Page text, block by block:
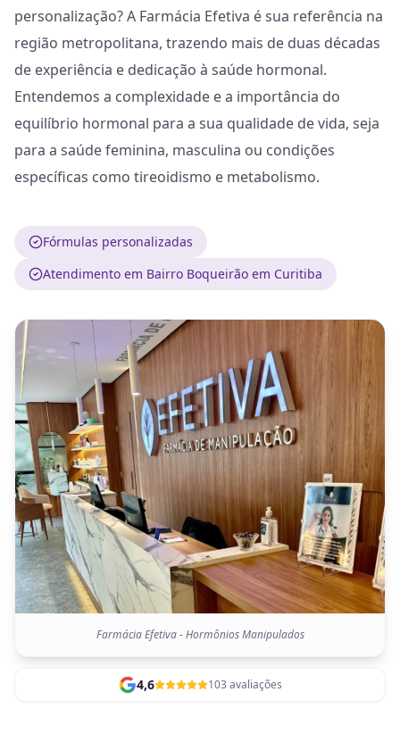
personalização? A Farmácia Efetiva é sua referência na
região metropolitana, trazendo mais de duas décadas
de experiência e dedicação à saúde hormonal.
Entendemos a complexidade e a importância do
equilíbrio hormonal para a sua qualidade de vida, seja
para a saúde feminina, masculina ou condições
específicas como tireoidismo e metabolismo.
Fórmulas personalizadas
Atendimento em Bairro Boqueirão em Curitiba
Farmácia Efetiva - Hormônios Manipulados
4,6 103 avaliações